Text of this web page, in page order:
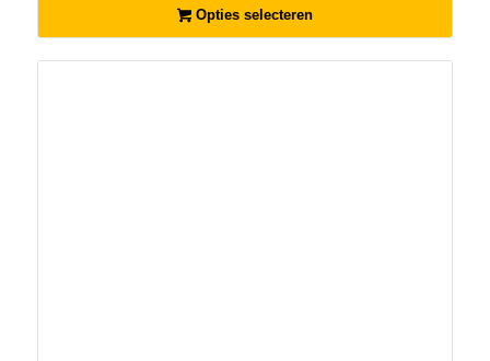
€89.50
Opties selecteren